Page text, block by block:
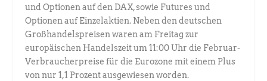
und Optionen auf den DAX, sowie Futures und
Optionen auf Einzelaktien. Neben den deutschen
Großhandelspreisen waren am Freitag zur
europäischen Handelszeit um 11:00 Uhr die Februar-
Verbraucherpreise für die Eurozone mit einem Plus
von nur 1,1 Prozent ausgewiesen worden.